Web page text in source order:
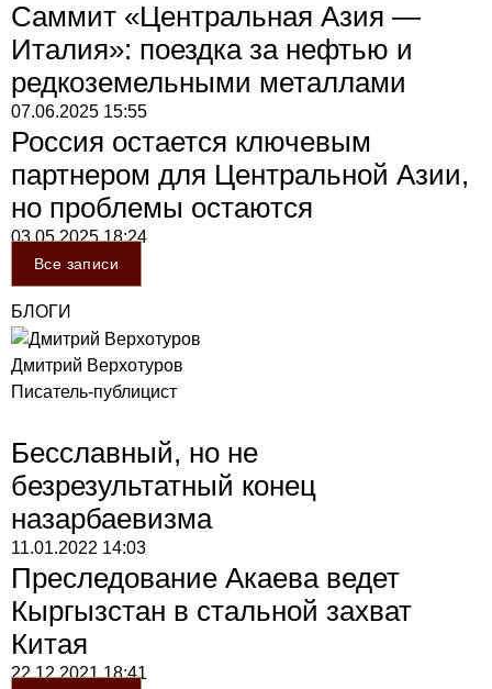
Саммит «Центральная Азия —
Италия»: поездка за нефтью и
редкоземельными металлами
07.06.2025 15:55
Россия остается ключевым
партнером для Центральной Азии,
но проблемы остаются
03.05.202518:24
Все записи
БЛОГИ
Дмитрий Верхотуров
Писатель-публицист
Бесславный, но не
безрезультатный конец
назарбаевизма
11.01.2022 14:03
Преследование Акаева ведет
Кыргызстан в стальной захват
Китая
22.12.202118:41